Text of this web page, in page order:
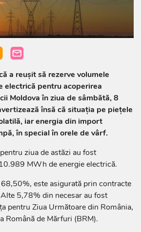
a reușit să rezerve volumele
electrică pentru acoperirea
Moldova în ziua de sâmbătă, 8
însă că situația pe piețele
iar energia din import
în special în orele de vârf.
ziua de astăzi au fost
MWh de energie electrică.
este asigurată prin contracte
5,78% din necesar au fost
pentru Ziua Următoare din România,
Română de Mărfuri (BRM).